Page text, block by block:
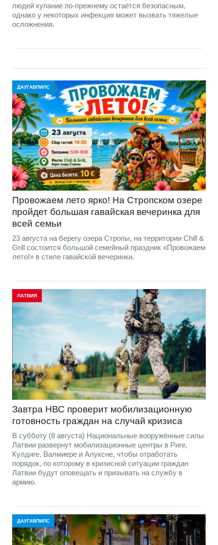
людей купание по-прежнему остаётся безопасным,
однако у некоторых инфекция может вызвать тяжелые
осложнения.
ДАУГАВПИЛС
Провожаем лето ярко! На Стропском озере
пройдет большая гавайская вечеринка для
всей семьи
23 августа на берегу озера Стропы, на территории Chill &
Grill состоится большой семейный праздник «Провожаем
лето!» в стиле гавайской вечеринки.
ЛАТВИЯ
Завтра НВС проверит мобилизационную
готовность граждан на случай кризиса
В субботу (8 августа) Национальные вооружённые силы
Латвии развернут мобилизационные центры в Риге,
Кулдиге, Валмиере и Алуксне, чтобы отработать
порядок, по которому в кризисной ситуации граждан
Латвии будут оповещать и призывать на службу в
армию.
ДАУГАВПИЛС